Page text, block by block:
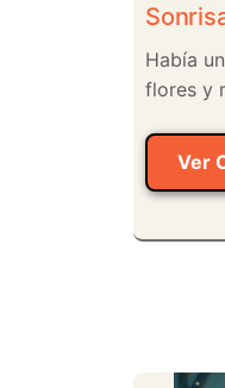
Había
flores y
Ver